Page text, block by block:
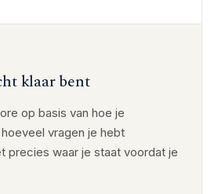
klaar bent
op basis van hoe je
vragen je hebt
precies waar je staat voordat je